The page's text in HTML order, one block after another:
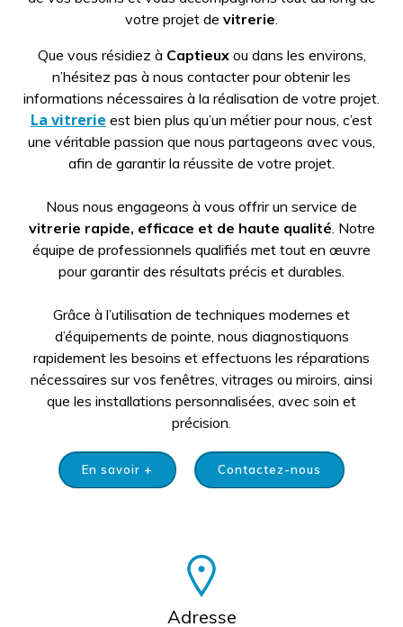
votre projet de vitrerie.
Que vous résidiez à Captieuxou dans les environs,
n’hésitez pas à nous contacter pour obtenir les
informations nécessaires à la réalisation de votre projet.
La vitrerie est bien plus qu’un métier pour nous, c’est
une véritable passion que nous partageons avec vous,
afin de garantir la réussite de votre projet.
Nous nous engageons à vous offrir un service de
vitrerie rapide, efficace et de haute qualité. Notre
équipe de professionnels qualifiés met tout en œuvre
pour garantir des résultats précis et durables.
Grâce à l’utilisation de techniques modernes et
d’équipements de pointe, nous diagnostiquons
rapidement les besoins et effectuons les réparations
nécessaires sur vos fenêtres, vitrages ou miroirs, ainsi
que les installations personnalisées, avec soin et
précision.
En savoir + Contactez-nous
Adresse